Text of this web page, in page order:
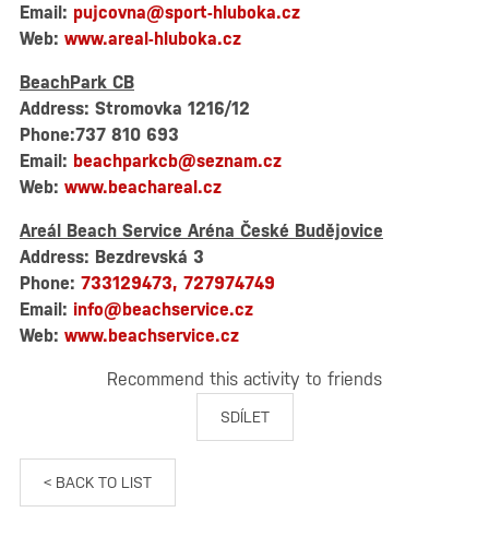
Email: pujcovna@sport-hluboka.cz
Web: www.areal-hluboka.cz
BeachPark CB
Address: Stromovka 1216/12
Phone:737 810 693
Email: beachparkcb@seznam.cz
Web: www.beachareal.cz
Areál Beach Service Aréna České Budějovice
Address: Bezdrevská 3
Phone: 733129473, 727974749
Email: info@beachservice.cz
Web: www.beachservice.cz
Recommend this activity to friends
SDÍLET
< BACK TO LIST